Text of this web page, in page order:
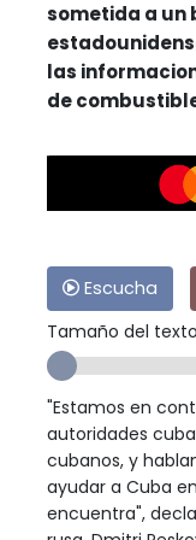
sometida a un
las
de
Escucha
Tamaño del
"Estamos en
autoridades
cubanos, y
ayudar a Cuba
encuentra",